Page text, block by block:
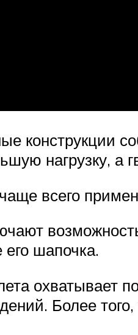
конструкции
нагрузку, а
всего
шапочка.
охватывает
Более